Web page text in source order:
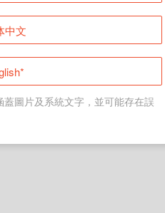
首頁
中文
圖片及系統文字，並可能存在誤